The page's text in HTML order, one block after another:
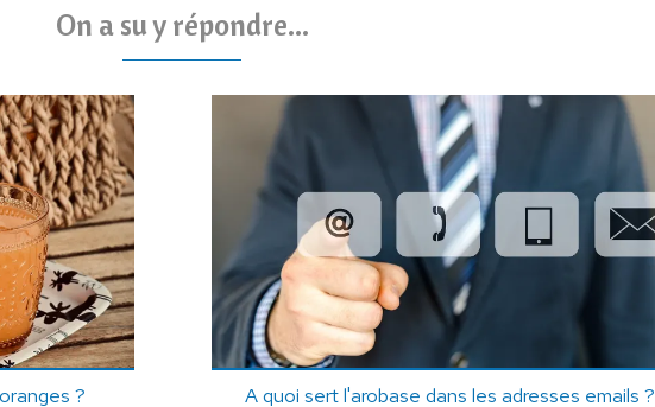
On a su y répondre...
? A quoi sert l'arobase dans les adresses emails ?